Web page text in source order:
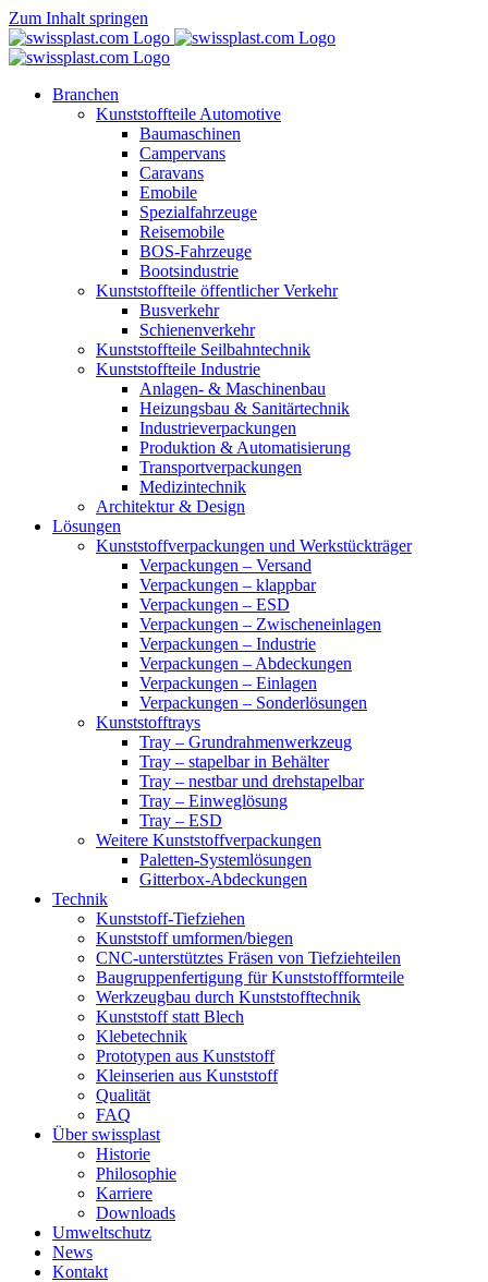
Zum Inhalt springen
Branchen
Kunststoffteile Automotive
Baumaschinen
Campervans
Caravans
Emobile
Spezialfahrzeuge
Reisemobile
BOS-Fahrzeuge
Bootsindustrie
Kunststoffteile öffentlicher Verkehr
Busverkehr
Schienenverkehr
Kunststoffteile Seilbahntechnik
Kunststoffteile Industrie
Anlagen- & Maschinenbau
Heizungsbau & Sanitärtechnik
Industrieverpackungen
Produktion & Automatisierung
Transportverpackungen
Medizintechnik
Architektur & Design
Lösungen
Kunststoffverpackungen und Werkstückträger
Verpackungen – Versand
Verpackungen – klappbar
Verpackungen – ESD
Verpackungen – Zwischeneinlagen
Verpackungen – Industrie
Verpackungen – Abdeckungen
Verpackungen – Einlagen
Verpackungen – Sonderlösungen
Kunststofftrays
Tray – Grundrahmenwerkzeug
Tray – stapelbar in Behälter
Tray – nestbar und drehstapelbar
Tray – Einweglösung
Tray – ESD
Weitere Kunststoffverpackungen
Paletten-Systemlösungen
Gitterbox-Abdeckungen
Technik
Kunststoff-Tiefziehen
Kunststoff umformen/biegen
CNC-unterstütztes Fräsen von Tiefziehteilen
Baugruppenfertigung für Kunststoffformteile
Werkzeugbau durch Kunststofftechnik
Kunststoff statt Blech
Klebetechnik
Prototypen aus Kunststoff
Kleinserien aus Kunststoff
Qualität
FAQ
Über swissplast
Historie
Philosophie
Karriere
Downloads
Umweltschutz
News
Kontakt